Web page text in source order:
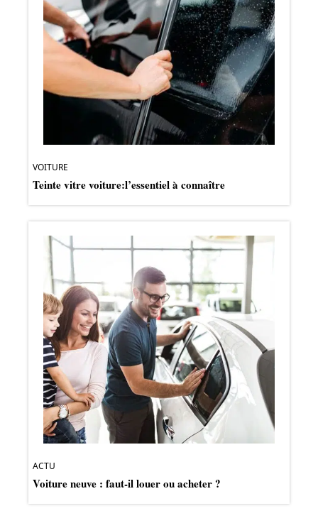
VOITURE
Teinte vitre voiture:l’essentiel à connaître
ACTU
Voiture neuve : faut-il louer ou acheter ?